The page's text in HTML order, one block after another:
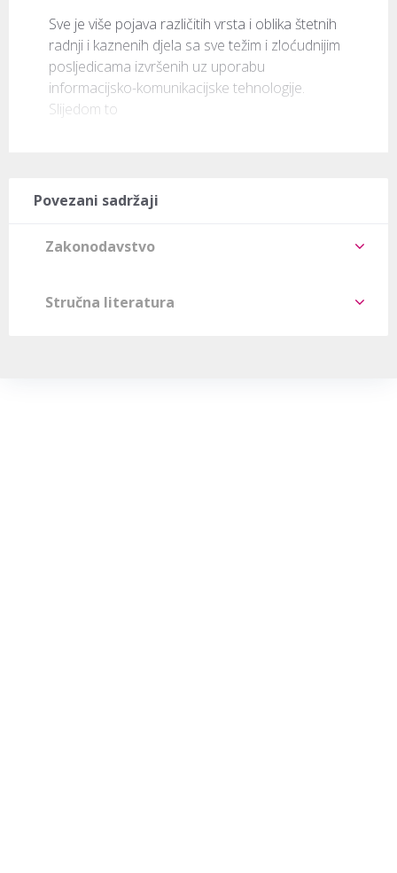
Sve je više pojava različitih vrsta i oblika štetnih
radnji i kaznenih djela sa sve težim i zloćudnijim
posljedicama izvršenih uz uporabu
informacijsko-komunikacijske tehnologije.
Slijedom to
Povezani sadržaji
Zakonodavstvo
Stručna literatura